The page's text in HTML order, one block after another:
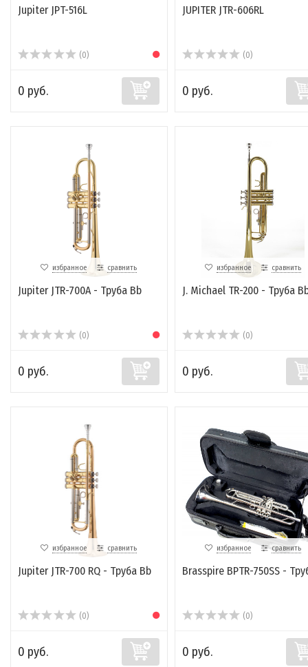
Jupiter JPT-516L
(0)
0 руб.
JUPITER JTR-606RL
(0)
0 руб.
избранное сравнить
Jupiter JTR-700A - Труба Bb
(0)
0 руб.
избранное сравнить
J. Michael TR-200 - Труба
(0)
0 руб.
избранное сравнить
Jupiter JTR-700 RQ - Труба Bb
(0)
0 руб.
избранное сравнить
Brasspire BPTR-750SS -
(0)
0 руб.